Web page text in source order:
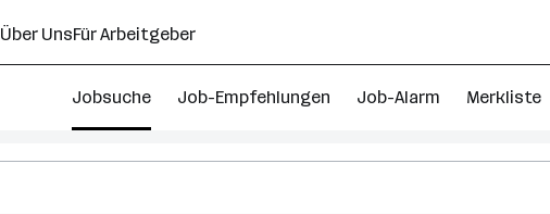
Über UnsFür Arbeitgeber
Jobsuche Job-Empfehlungen Job-Alarm Merkliste